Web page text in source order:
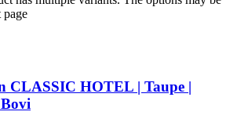
page
CLASSIC HOTEL | Taupe |